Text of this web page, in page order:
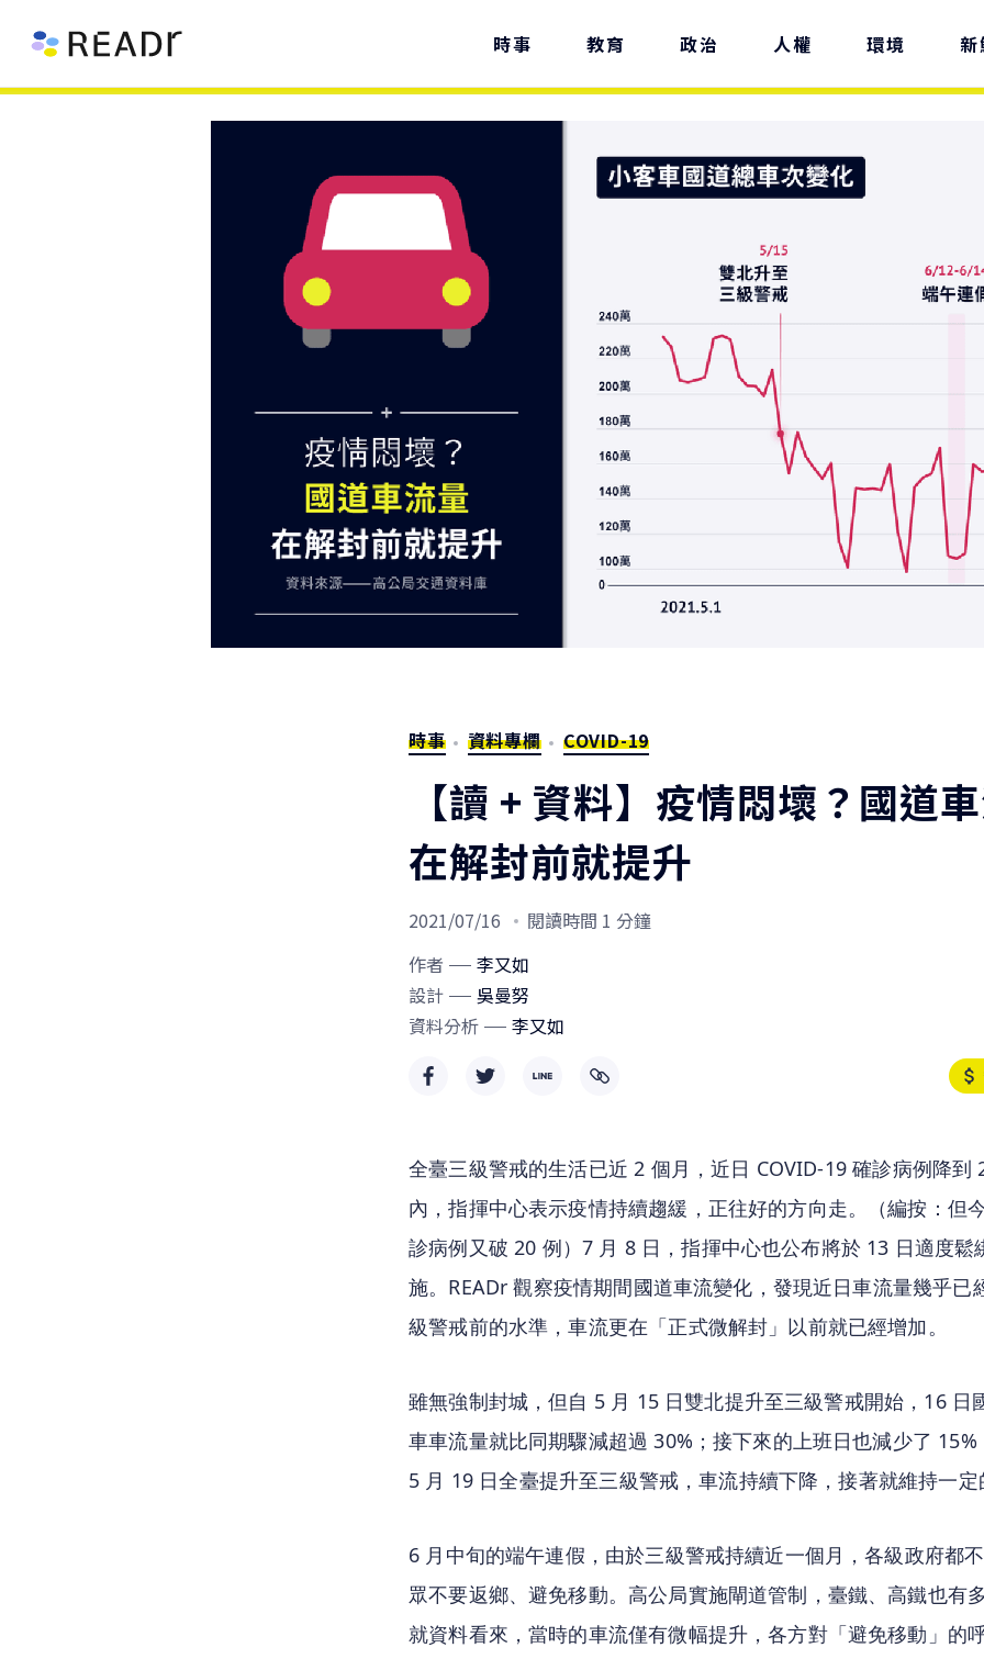
時事 教育 政治 人權 環境
時事 資料專欄 COVID-19
【讀 + 資料】疫情悶壞？國道
在解封前就提升
2021/07/16
閱讀時間 1 分鐘
作者
李又如
設計
吳曼努
資料分析
李又如
全臺三級警戒的生活已近 2 個月，近日 COVID-19 確診病例降到
內，指揮中心表示疫情持續趨緩，正往好的方向走。（編按：但
診病例又破 20 例）7 月 8 日，指揮中心也公布將於 13 日適度鬆
施。READr 觀察疫情期間國道車流變化，發現近日車流量幾乎已
級警戒前的水準，車流更在「正式微解封」以前就已經增加。
雖無強制封城，但自 5 月 15 日雙北提升至三級警戒開始，16 日
車車流量就比同期驟減超過 30%；接下來的上班日也減少了 15%
5 月 19 日全臺提升至三級警戒，車流持續下降，接著就維持一
6 月中旬的端午連假，由於三級警戒持續近一個月，各級政府都
眾不要返鄉、避免移動。高公局實施閘道管制，臺鐵、高鐵也有
就資料看來，當時的車流僅有微幅提升，各方對「避免移動」的